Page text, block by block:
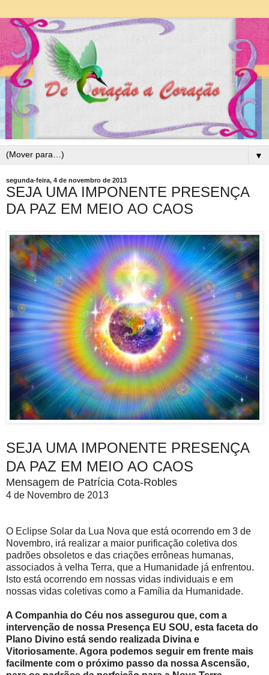
▼
segunda-feira, 4 de novembro de 2013
SEJA UMA IMPONENTE PRESENÇA
DA PAZ EM MEIO AO CAOS
SEJA UMA IMPONENTE PRESENÇA
DA PAZ EM MEIO AO CAOS
Mensagem de Patrícia Cota-Robles
4 de Novembro de 2013
O Eclipse Solar da Lua Nova que está ocorrendo em 3 de
Novembro, irá realizar a maior purificação coletiva dos
padrões obsoletos e das criações errôneas humanas,
associados à velha Terra, que a Humanidade já enfrentou.
Isto está ocorrendo em nossas vidas individuais e em
nossas vidas coletivas como a Família da Humanidade.
A Companhia do Céu nos assegurou que, com a
intervenção de nossa Presença EU SOU, esta faceta do
Plano Divino está sendo realizada Divina e
Vitoriosamente. Agora podemos seguir em frente mais
facilmente com o próximo passo da nossa Ascensão,